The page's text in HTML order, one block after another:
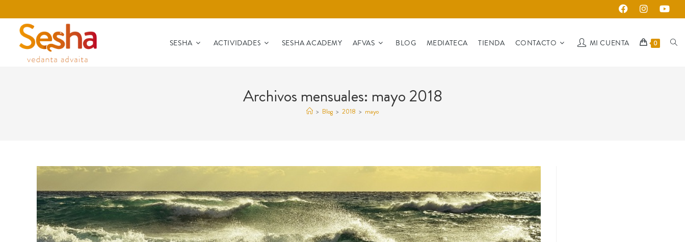
SESHA ACTIVIDADES SESHA ACADEMY AFVAS BLOG MEDIATECA TIENDA CONTACTO MI CUENTA 0
Archivos mensuales: mayo 2018
> Blog > 2018 > mayo